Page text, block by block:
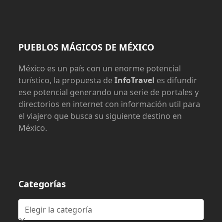
PUEBLOS MÁGICOS DE MÉXICO
México es un país con un enorme potencial
turístico, la propuesta deInfoTravel es difundir
ese potencial generando una serie de portales y
directorios en internet con información util para
el viajero que busca su siguiente destino en
México.
Categorías
Categorías